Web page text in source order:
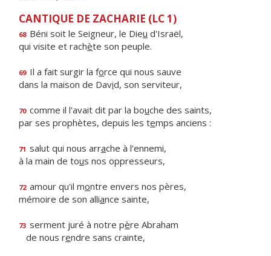
CANTIQUE DE ZACHARIE (LC 1)
68 Béni soit le Seigneur, le Dieu d'Israël,
qui visite et rachète son peuple.
69 Il a fait surgir la force qui nous sauve
dans la maison de David, son serviteur,
70 comme il l'avait dit par la bouche des saints,
par ses prophètes, depuis les temps anciens :
71 salut qui nous arrache à l'ennemi,
à la main de tous nos oppresseurs,
72 amour qu'il montre envers nos pères,
mémoire de son alliance sainte,
73 serment juré à notre père Abraham
de nous rendre sans crainte,